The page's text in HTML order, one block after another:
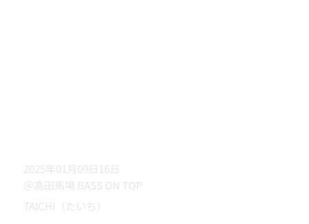
2025年01月09日16日
＠高田馬場 BASS ON TOP
TAICHI（たいち）